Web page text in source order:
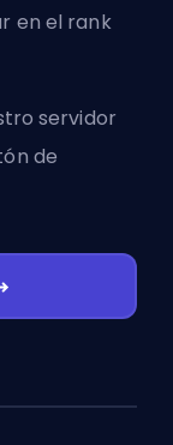
en el rank
servidor
de